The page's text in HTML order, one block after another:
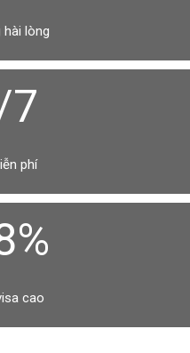
hài lòng
7
phí
cao